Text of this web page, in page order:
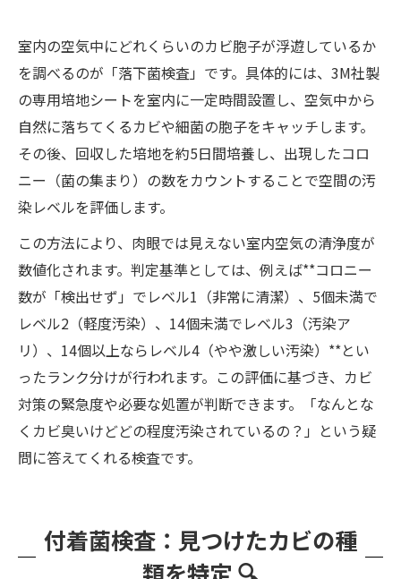
室内の空気中にどれくらいのカビ胞子が浮遊しているか
を調べるのが「落下菌検査」です。具体的には、3M社製
の専用培地シートを室内に一定時間設置し、空気中から
自然に落ちてくるカビや細菌の胞子をキャッチします。
その後、回収した培地を約5日間培養し、出現したコロ
ニー（菌の集まり）の数をカウントすることで空間の汚
染レベルを評価します。
この方法により、肉眼では見えない室内空気の清浄度が
数値化されます。判定基準としては、例えば**コロニー
数が「検出せず」でレベル1（非常に清潔）、5個未満で
レベル2（軽度汚染）、14個未満でレベル3（汚染ア
リ）、14個以上ならレベル4（やや激しい汚染）**とい
ったランク分けが行われます。この評価に基づき、カビ
対策の緊急度や必要な処置が判断できます。「なんとな
くカビ臭いけどどの程度汚染されているの？」という疑
問に答えてくれる検査です。
付着菌検査：見つけたカビの種